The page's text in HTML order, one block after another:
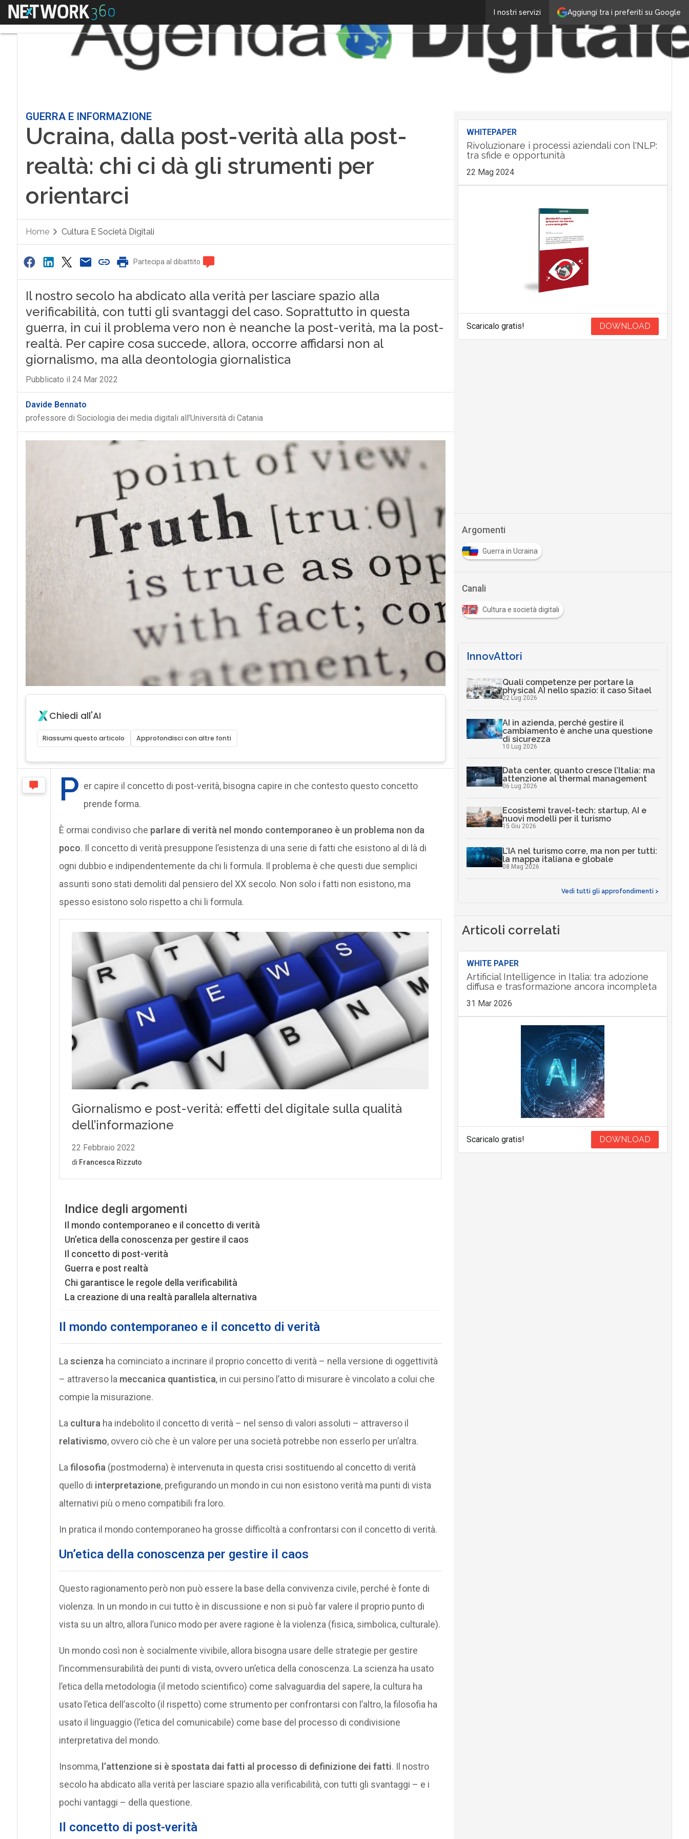
Aggiungi tra i preferiti su Google
I nostri servizi
Menu
GUERRA E INFORMAZIONE
Ucraina, dalla post-verità alla post-
realtà: chi ci dà gli strumenti per
orientarci
Home Cultura E Società Digitali
Partecipa al dibattito
Il nostro secolo ha abdicato alla verità per lasciare spazio alla
verificabilità, con tutti gli svantaggi del caso. Soprattutto in questa
guerra, in cui il problema vero non è neanche la post-verità, ma la post-
realtà. Per capire cosa succede, allora, occorre affidarsi non al
giornalismo, ma alla deontologia giornalistica
Pubblicato il 24 Mar 2022
Davide Bennato
professore di Sociologia dei media digitali all’Università di Catania
Chiedi all'AI
Riassumi questo articolo Approfondisci con altre fonti
P er capire il concetto di post-verità, bisogna capire in che contesto questo concetto
prende forma.
È ormai condiviso che parlare di verità nel mondo contemporaneo è un problema non da
poco. Il concetto di verità presuppone l’esistenza di una serie di fatti che esistono al di là di
ogni dubbio e indipendentemente da chi li formula. Il problema è che questi due semplici
assunti sono stati demoliti dal pensiero del XX secolo. Non solo i fatti non esistono, ma
spesso esistono solo rispetto a chi li formula.
Indice degli argomenti
Il mondo contemporaneo e il concetto di verità
Un’etica della conoscenza per gestire il caos
Il concetto di post-verità
Guerra e post realtà
Chi garantisce le regole della verificabilità
La creazione di una realtà parallela alternativa
Il mondo contemporaneo e il concetto di verità
La scienza ha cominciato a incrinare il proprio concetto di verità – nella versione di oggettività
– attraverso la meccanica quantistica, in cui persino l’atto di misurare è vincolato a colui che
compie la misurazione.
La cultura ha indebolito il concetto di verità – nel senso di valori assoluti – attraverso il
relativismo, ovvero ciò che è un valore per una società potrebbe non esserlo per un’altra.
La filosofia (postmoderna) è intervenuta in questa crisi sostituendo al concetto di verità
quello di interpretazione, prefigurando un mondo in cui non esistono verità ma punti di vista
alternativi più o meno compatibili fra loro.
In pratica il mondo contemporaneo ha grosse difficoltà a confrontarsi con il concetto di verità.
Un’etica della conoscenza per gestire il caos
Questo ragionamento però non può essere la base della convivenza civile, perché è fonte di
violenza. In un mondo in cui tutto è in discussione e non si può far valere il proprio punto di
vista su un altro, allora l’unico modo per avere ragione è la violenza (fisica, simbolica, culturale).
Un mondo così non è socialmente vivibile, allora bisogna usare delle strategie per gestire
l’incommensurabilità dei punti di vista, ovvero un’etica della conoscenza. La scienza ha usato
l’etica della metodologia (il metodo scientifico) come salvaguardia del sapere, la cultura ha
usato l’etica dell’ascolto (il rispetto) come strumento per confrontarsi con l’altro, la filosofia ha
usato il linguaggio (l’etica del comunicabile) come base del processo di condivisione
interpretativa del mondo.
Insomma, l’attenzione si è spostata dai fatti al processo di definizione dei fatti. Il nostro
secolo ha abdicato alla verità per lasciare spazio alla verificabilità, con tutti gli svantaggi – e i
pochi vantaggi – della questione.
Il concetto di post-verità
WHITEPAPER
Rivoluzionare i processi aziendali con l'NLP:
tra sfide e opportunità
22 Mag 2024
Scaricalo gratis! DOWNLOAD
Argomenti
Guerra in Ucraina
Canali
Cultura e società digitali
InnovAttori
Quali competenze per portare la
physical AI nello spazio: il caso Sitael
22 Lug 2026
AI in azienda, perché gestire il
cambiamento è anche una questione
di sicurezza
10 Lug 2026
Data center, quanto cresce l’Italia: ma
attenzione al thermal management
06 Lug 2026
Ecosistemi travel-tech: startup, AI e
nuovi modelli per il turismo
15 Giu 2026
L’IA nel turismo corre, ma non per tutti:
la mappa italiana e globale
08 Mag 2026
Vedi tutti gli approfondimenti >
Articoli correlati
WHITE PAPER
Artificial Intelligence in Italia: tra adozione
diffusa e trasformazione ancora incompleta
31 Mar 2026
Scaricalo gratis! DOWNLOAD